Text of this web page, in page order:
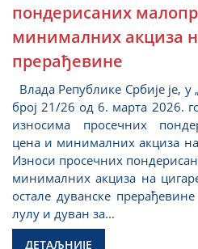
пондерисаних
минималних акциза
прерађевине
Влада Републике Србије је,
број 21/26 од 6. марта 2026.
износима просечних
цена и минималних акциза
Износи просечних
минималних акциза на
остале дуванске
лулу и дуван за...
ДЕТАЉНИЈЕ